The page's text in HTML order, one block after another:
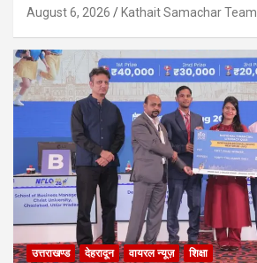
August 6, 2026 Kathait Samachar Team
उत्तराखण्ड देहरादून वायरल न्यूज़ शिक्षा